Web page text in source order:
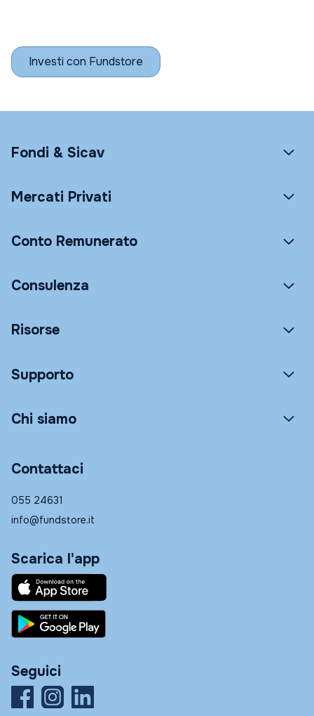
Investi con Fundstore
Fondi & Sicav
Mercati Privati
Conto Remunerato
Consulenza
Risorse
Supporto
Chi siamo
Contattaci
055 24631
info@fundstore.it
Scarica l'app
Seguici